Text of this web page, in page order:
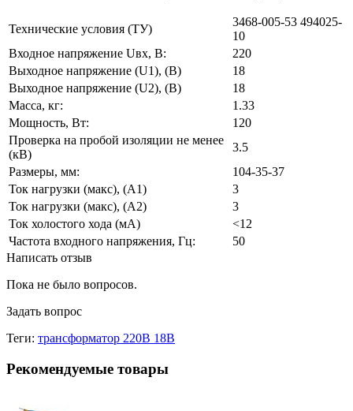
Технические условия (ТУ)
3468-005-53 494025-
10
Входное напряжение Uвх, В:
220
Выходное напряжение (U1), (В)
18
Выходное напряжение (U2), (В)
18
Масса, кг:
1.33
Мощность, Вт:
120
Проверка на пробой изоляции не менее
(кВ)
3.5
Размеры, мм:
104-35-37
Ток нагрузки (макс), (А1)
3
Ток нагрузки (макс), (А2)
3
Ток холостого хода (мА)
<12
Частота входного напряжения, Гц:
50
Написать отзыв
Пока не было вопросов.
Задать вопрос
Теги: трансформатор 220В 18В
Рекомендуемые товары